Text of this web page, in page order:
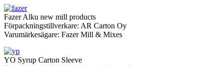
Fazer Alku new mill products
Förpackningstillverkare: AR Carton Oy
Varumärkesägare: Fazer Mill & Mixes
YO Syrup Carton Sleeve